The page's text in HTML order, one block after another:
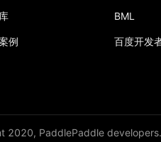
例
BML
百度开发
2020, PaddlePaddle developers.